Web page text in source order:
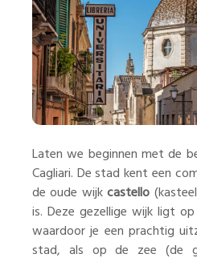
Laten we beginnen met de
Cagliari. De stad kent een
de oude wijkcastello
is. Deze gezellige wijk ligt
waardoor je een prachtig
stad, als op de zee (de